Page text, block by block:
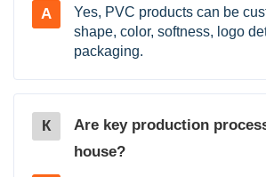
A
Yes, PVC products can be
shape, color, softness, logo
packaging.
К
Are key production
house?